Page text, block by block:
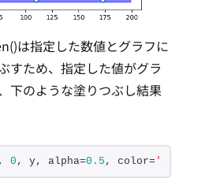
は指定した数値とグラフに
すため、指定した値がグラ
下のような塗りつぶし結果
0 , y, alpha=0.5 , color= 'b'